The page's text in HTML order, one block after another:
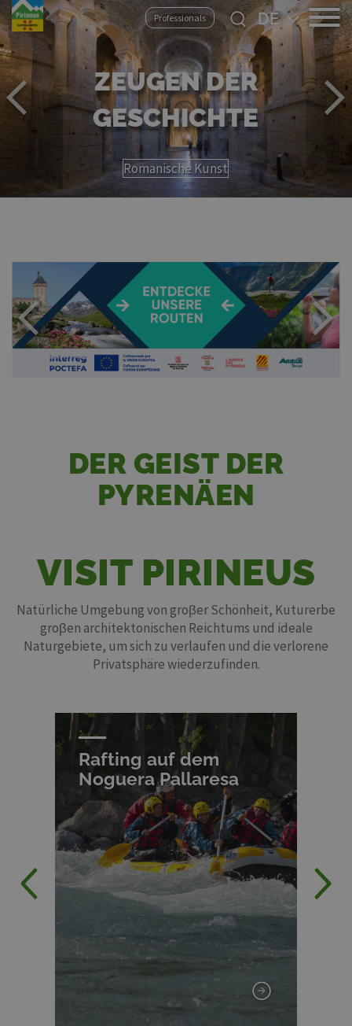
Direkt
zum
Inhalt
Professionals
Select
your
language
IHRE NÄCHSTE REISE –
GUT GEPLANT!
KONTAKTIEREN SIE
REISEVERANSTALTER
VOR ORT!
DER GEIST DER
PYRENÄEN
VISIT PIRINEUS
Natürliche Umgebung von groβer Schönheit, Kuturerbe
groβen architektonischen Reichtums und ideale
Naturgebiete, um sich zu verlaufen und die verlorene
Privatsphäre wiederzufinden.
Theater-Museum Dalí